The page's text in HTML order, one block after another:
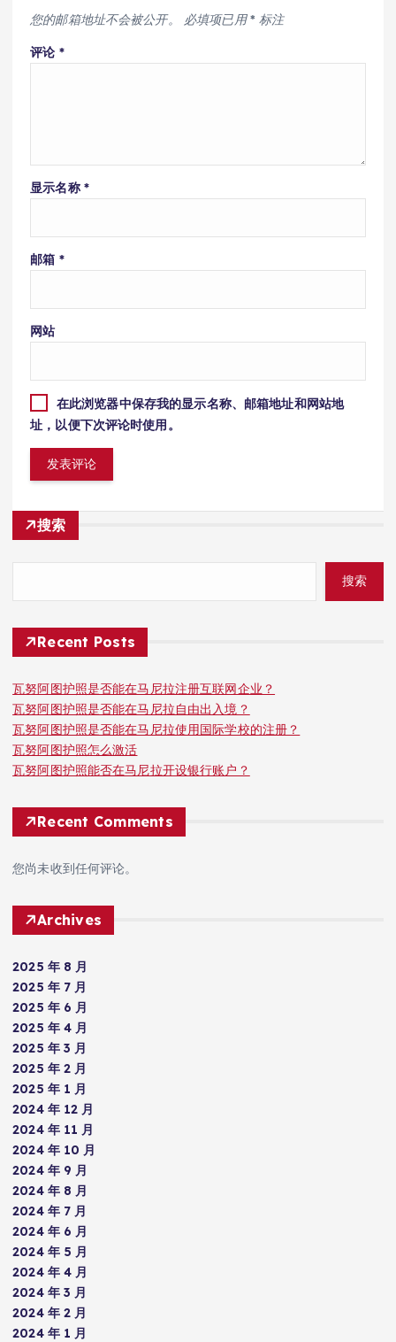
您的邮箱地址不会被公开。 必填项已用* 标注
评论 *
显示名称 *
邮箱 *
网站
在此浏览器中保存我的显示名称、邮箱地址和网站地
址，以便下次评论时使用。
搜索
搜索
Recent Posts
瓦努阿图护照是否能在马尼拉注册互联网企业？
瓦努阿图护照是否能在马尼拉自由出入境？
瓦努阿图护照是否能在马尼拉使用国际学校的注册？
瓦努阿图护照怎么激活
瓦努阿图护照能否在马尼拉开设银行账户？
Recent Comments
您尚未收到任何评论。
Archives
2025 年 8 月
2025 年 7 月
2025 年 6 月
2025 年 4 月
2025 年 3 月
2025 年 2 月
2025 年 1 月
2024 年 12 月
2024 年 11 月
2024 年 10 月
2024 年 9 月
2024 年 8 月
2024 年 7 月
2024 年 6 月
2024 年 5 月
2024 年 4 月
2024 年 3 月
2024 年 2 月
2024 年 1 月